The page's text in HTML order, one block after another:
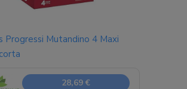
Progressi Mutandino 4 Maxi
28,69 €